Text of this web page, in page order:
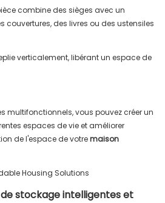
combine des sièges avec un
des livres ou des ustensiles
verticalement, libérant un espace de
multifonctionnels, vous pouvez créer un
espaces de vie et améliorer
de l'espace de votremaison
stockage intelligentes et